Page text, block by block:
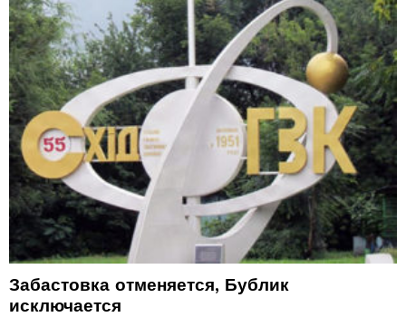
Забастовка отменяется, Бублик
исключается